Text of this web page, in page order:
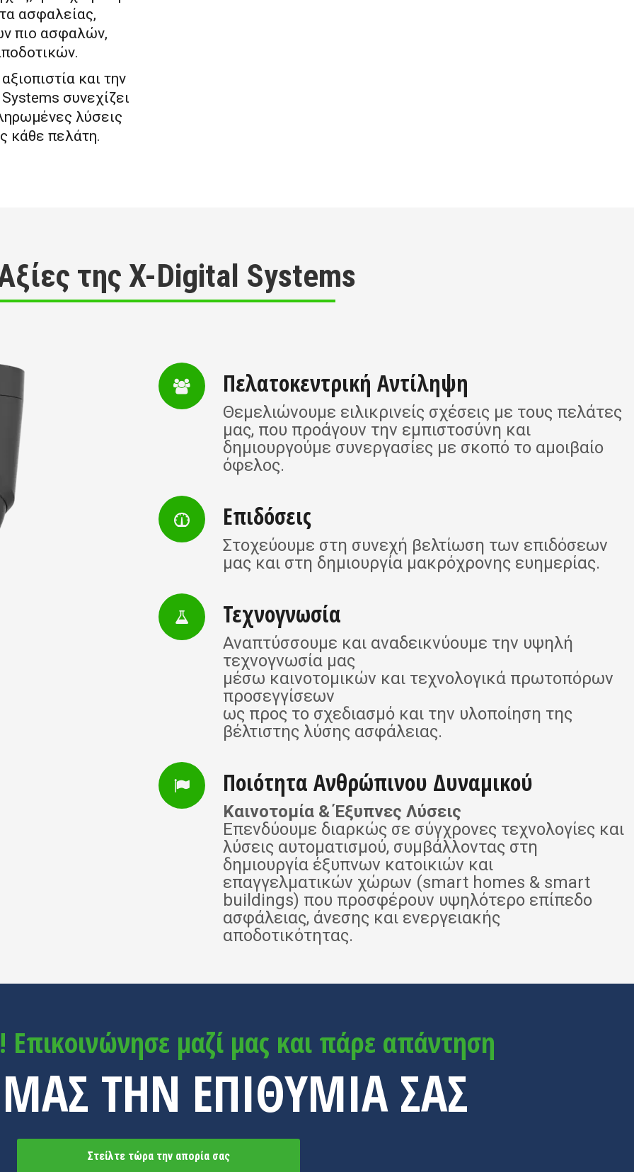
ασφαλείας,
πιο ασφαλών,
και την
συνεχίζει
λύσεις
κάθε πελάτη.
της X-Digital Systems
Πελατοκεντρική Αντίληψη
Θεμελιώνουμε ειλικρινείς σχέσεις με τους πελάτες
μας, που προάγουν την εμπιστοσύνη και
δημιουργούμε συνεργασίες με σκοπό το αμοιβαίο
όφελος.
Επιδόσεις
Στοχεύουμε στη συνεχή βελτίωση των επιδόσεων
μας και στη δημιουργία μακρόχρονης ευημερίας.
Τεχνογνωσία
Αναπτύσσουμε και αναδεικνύουμε την υψηλή
τεχνογνωσία μας
μέσω καινοτομικών και τεχνολογικά πρωτοπόρων
προσεγγίσεων
ως προς το σχεδιασμό και την υλοποίηση της
βέλτιστης λύσης ασφάλειας.
Ποιότητα Ανθρώπινου Δυναμικού
Καινοτομία & Έξυπνες Λύσεις
Επενδύουμε διαρκώς σε σύγχρονες τεχνολογίες και
λύσεις αυτοματισμού, συμβάλλοντας στη
δημιουργία έξυπνων κατοικιών και
επαγγελματικών χώρων (smart homes & smart
buildings) που προσφέρουν υψηλότερο επίπεδο
ασφάλειας, άνεσης και ενεργειακής
αποδοτικότητας.
Επικοινώνησε μαζί μας και πάρε απάντηση
ΜΑΣ ΤΗΝ ΕΠΙΘΥΜΙΑ ΣΑΣ
Στείλτε τώρα την απορία σας